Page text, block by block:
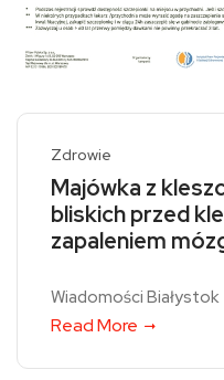
Zdrowie
Majówka z
bliskich przed
zapaleniem
Wiadomości Białystok
Read More